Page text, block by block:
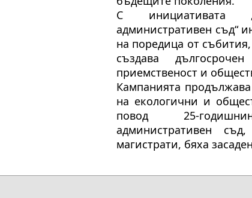
С инициативата
административен съд“
на поредица от
създава
приемственост и
Кампанията
на екологични и
повод 25-
административен
магистрати, бяха